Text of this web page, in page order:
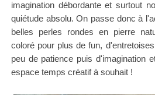
imagination débordante et surtout
quiétude absolu.On passe donc à
belles perles rondes en pierre
coloré pour plus de fun,
peu de patience puis d'imagination
espace temps créatif à souhait !